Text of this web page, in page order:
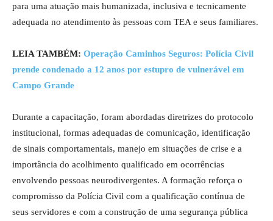
para uma atuação mais humanizada, inclusiva e tecnicamente
adequada no atendimento às pessoas com TEA e seus familiares.
LEIA TAMBÉM: Operação Caminhos Seguros: Polícia Civil
prende condenado a 12 anos por estupro de vulnerável em
Campo Grande
Durante a capacitação, foram abordadas diretrizes do protocolo
institucional, formas adequadas de comunicação, identificação
de sinais comportamentais, manejo em situações de crise e a
importância do acolhimento qualificado em ocorrências
envolvendo pessoas neurodivergentes. A formação reforça o
compromisso da Polícia Civil com a qualificação contínua de
seus servidores e com a construção de uma segurança pública